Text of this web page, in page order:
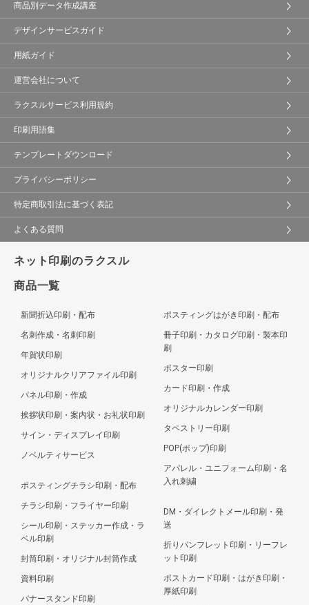
商品別データ作成講座
デザインサービスガイド
用紙ガイド
運営会社について
ラクスルサービス利用規約
印刷用語集
テンプレートダウンロード
プライバシーポリシー
特定商取引法に基づく表記
よくある質問
ネット印刷のラクスル
商品一覧
新聞折込印刷・配布
名刺作成・名刺印刷
年賀状印刷
オリジナルクリアファイル印刷
パネル印刷・作成
挨拶状印刷・案内状・お礼状印刷
サイン・ディスプレイ印刷
ノベルティサービス
ポスティングチラシ印刷・配布
チラシ印刷・フライヤー印刷
シール印刷・ステッカー作成・ラ
ベル印刷
封筒印刷・オリジナル封筒作成
資料印刷
バナースタンド印刷
ポスティングはがき印刷・配布
冊子印刷・カタログ印刷・製本印
刷
ポスター印刷
カード印刷・作成
オリジナルカレンダー印刷
タペストリー印刷
POP(ポップ)印刷
アパレル・ユニフォーム印刷・名
入れ刺繍
DM・ダイレクトメール印刷・発
送
折りパンフレット印刷・リーフレ
ット印刷
ポストカード印刷・はがき印刷・
厚紙印刷